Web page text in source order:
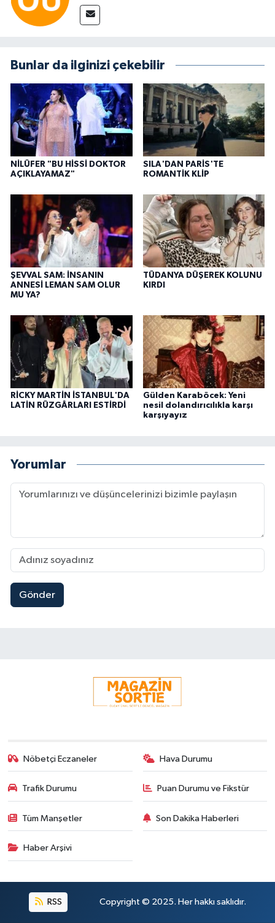
Bunlar da ilginizi çekebilir
NİLÜFER "BU HİSSİ DOKTOR
AÇIKLAYAMAZ"
SILA'DAN PARİS'TE
ROMANTİK KLİP
ŞEVVAL SAM: İNSANIN
ANNESİ LEMAN SAM OLUR
MU YA?
TÜDANYA DÜŞEREK KOLUNU
KIRDI
RİCKY MARTİN İSTANBUL'DA
LATİN RÜZGÂRLARI ESTİRDİ
Gülden Karaböcek: Yeni
nesil dolandırıcılıkla karşı
karşıyayız
Yorumlar
Gönder
Nöbetçi Eczaneler Hava Durumu
Trafik Durumu Puan Durumu ve Fikstür
Tüm Manşetler Son Dakika Haberleri
Haber Arşivi
RSS Copyright © 2025. Her hakkı saklıdır.